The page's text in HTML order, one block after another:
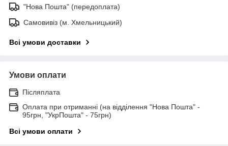
"Нова Пошта" (передоплата)
Самовивіз (м. Хмельницький)
Всі умови доставки
Умови оплати
Післяплата
Оплата при отриманні (на відділення "Нова Пошта" -
95грн, "УкрПошта" - 75грн)
Всі умови оплати